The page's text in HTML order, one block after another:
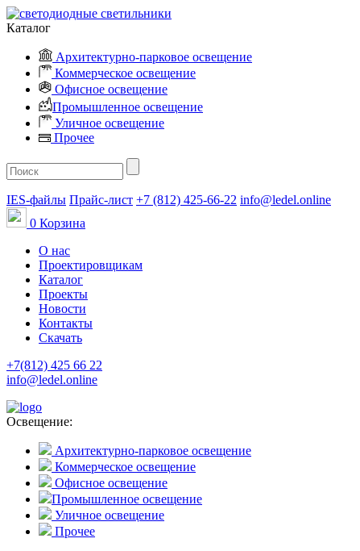
Каталог
Архитектурно-парковое освещение
Коммерческое освещение
Офисное освещение
Промышленное освещение
Уличное освещение
Прочее
IES-файлы Прайс-лист +7 (812) 425-66-22 info@ledel.online
0 Корзина
О нас
Проектировщикам
Каталог
Проекты
Новости
Контакты
Скачать
+7(812) 425 66 22
info@ledel.online
Освещение:
Архитектурно-парковое освещение
Коммерческое освещение
Офисное освещение
Промышленное освещение
Уличное освещение
Прочее